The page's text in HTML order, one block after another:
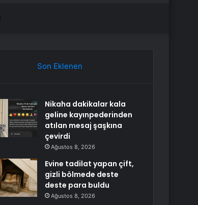
Son Eklenen
Nikaha dakikalar kala
geline kayınpederinden
atılan mesaj şaşkına
çevirdi
Ağustos 8, 2026
Evine tadilat yapan çift,
gizli bölmede deste
deste para buldu
Ağustos 8, 2026